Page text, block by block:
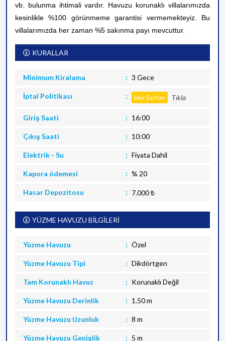
vb. bulunma ihtimali vardır. Havuzu korunaklı villalarımızda
kesinlikle %100 görünmeme garantisi vermemekteyiz. Bu
villalarımızda her zaman %5 sakınma payı mevcuttur.
KURALLAR
Minimum Kiralama 3 Gece
İptal Politikası İptal Şartları Tıkla
Giriş Saati 16:00
Çıkış Saati 10:00
Elektrik - Su Fiyata Dahil
Kapora ödemesi % 20
Hasar Depozitosu 7.000 ₺
YÜZME HAVUZU BİLGİLERİ
Yüzme Havuzu Özel
Yüzme Havuzu Tipi Dikdörtgen
Tam Korunaklı Havuz Korunaklı Değil
Yüzme Havuzu Derinlik 1.50 m
Yüzme Havuzu Uzunluk 8 m
Yüzme Havuzu Genişlik 5 m